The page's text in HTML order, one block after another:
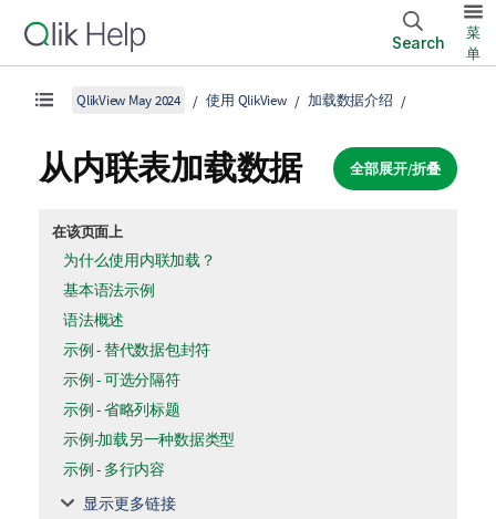
Search
菜
单
QlikView May 2024 使用 QlikView 加载数据介绍
全部展开/折叠
从内联表加载数据
在该页面上
为什么使用内联加载？
基本语法示例
语法概述
示例 - 替代数据包封符
示例 - 可选分隔符
示例 - 省略列标题
示例-加载另一种数据类型
示例 - 多行内容
显示更多链接